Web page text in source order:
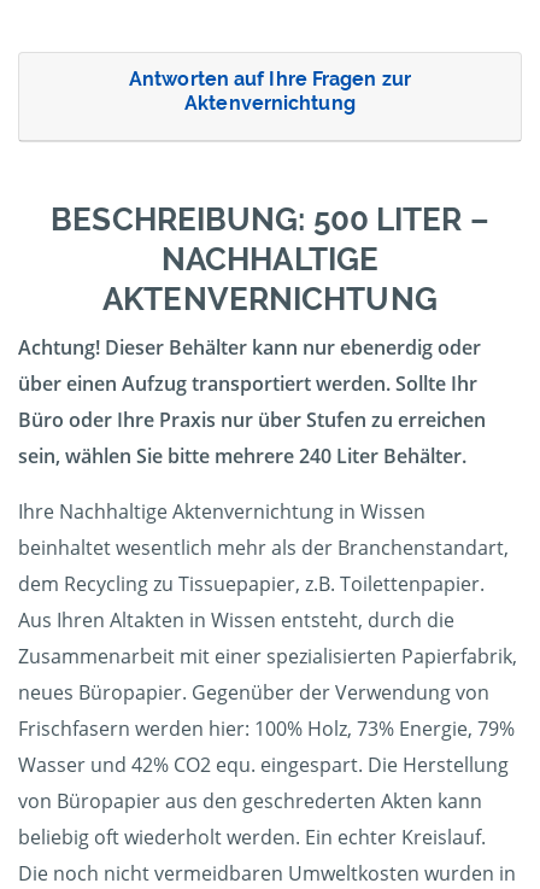
Antworten auf Ihre Fragen zur
Aktenvernichtung
BESCHREIBUNG: 500 LITER –
NACHHALTIGE
AKTENVERNICHTUNG
Achtung! Dieser Behälter kann nur ebenerdig oder
über einen Aufzug transportiert werden. Sollte Ihr
Büro oder Ihre Praxis nur über Stufen zu erreichen
sein, wählen Sie bitte mehrere 240 Liter Behälter.
Ihre Nachhaltige Aktenvernichtung in Wissen
beinhaltet wesentlich mehr als der Branchenstandart,
dem Recycling zu Tissuepapier, z.B. Toilettenpapier.
Aus Ihren Altakten in Wissen entsteht, durch die
Zusammenarbeit mit einer spezialisierten Papierfabrik,
neues Büropapier. Gegenüber der Verwendung von
Frischfasern werden hier: 100% Holz, 73% Energie, 79%
Wasser und 42% CO2 equ. eingespart. Die Herstellung
von Büropapier aus den geschrederten Akten kann
beliebig oft wiederholt werden. Ein echter Kreislauf.
Die noch nicht vermeidbaren Umweltkosten wurden in